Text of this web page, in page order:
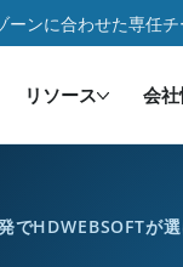
ーンに合わせた専任チ
リソース 会
でHDWEBSOFTが